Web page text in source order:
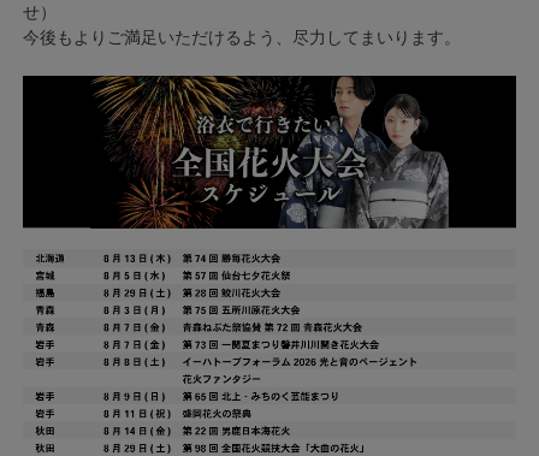
せ）
今後もよりご満足いただけるよう、尽力してまいります。